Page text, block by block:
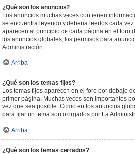
¿Qué son los anuncios?
Los anuncios muchas veces contienen
se encuentra leyendo y debería leerlos cada
aparecen al principio de cada página en el foro
los anuncios globales, los permisos para
Administración.
Arriba
¿Qué son los temas fijos?
Los temas fijos aparecen en el foro por debajo
primer página. Muchas veces son importantes
vez que sea posible. Como en los anuncios
para fijar un tema son otorgados por La
Arriba
¿Qué son los temas cerrados?